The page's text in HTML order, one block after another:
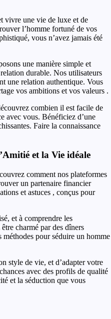
vivre une vie de luxe et de
l’homme fortuné de vos
vous n’avez jamais été
une manière simple et
durable. Nos utilisateurs
une relation authentique. Vous
vos ambitions et vos valeurs .
combien il est facile de
avec vous. Bénéficiez d’une
Faire la connaissance
et la Vie idéale
comment nos plateformes
un partenaire financier
et astuces , conçus pour
et à comprendre les
charmé par des dîners
pour séduire un homme
style de vie, et d’adapter votre
avec des profils de qualité
et la séduction que vous